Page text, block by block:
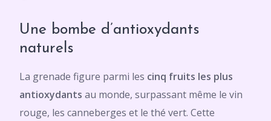
Une bombe d’antioxydants
naturels
La grenade figure parmi les cinq fruits les plus
antioxydants au monde, surpassant même le vin
rouge, les canneberges et le thé vert. Cette